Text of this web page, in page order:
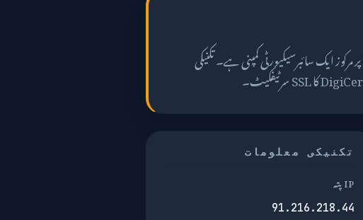
pandasecurity.com پانڈا سیکیورٹی سے متعلق ہے، جو اینٹی وائرس اور endpoint protection پر مرکوز ایک سائبرسیکیورٹی کمپنی ہے۔ تکنیکی
تکنیکی معلومات
IP پتہ
91.216.218.44